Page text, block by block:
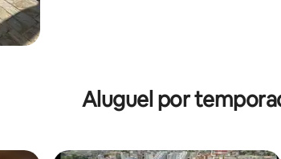
Aluguel por